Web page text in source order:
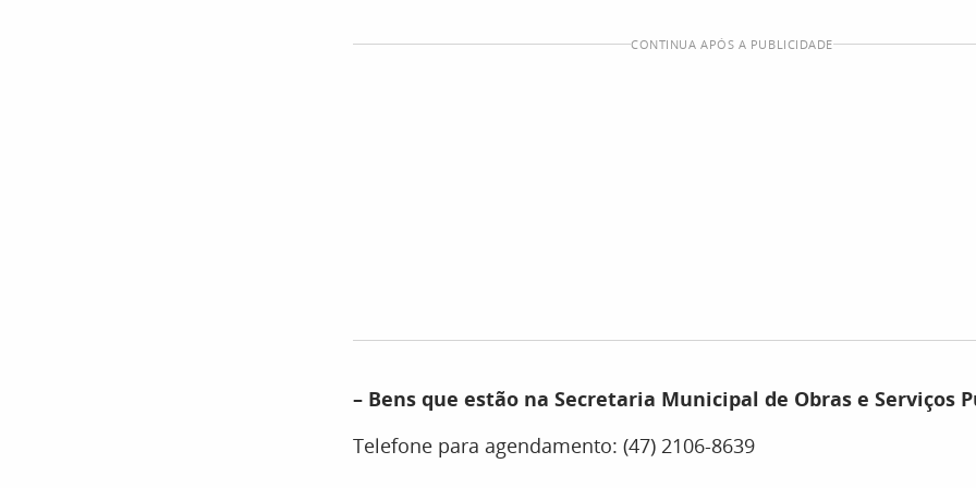
CONTINUA APÓS A PUBLICIDADE
– Bens que estão na Secretaria Municipal de Obras e Serviços
Telefone para agendamento: (47) 2106-8639